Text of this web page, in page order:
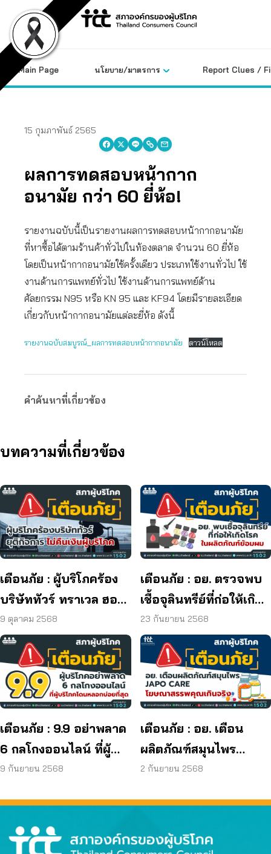
content
Main Page นโยบาย/มาตรการ Report Clues /
15 กุมภาพันธ์ 2565
ผลการทดสอบหน้ากาก
อนามัย กว่า 60 ยี่ห้อ!
รายงานฉบับนี้เป็นรายงานผลการทดสอบหน้ากากอนามัย
ที่หาซื้อได้ตามร้านค้าทั่วไปในท้องตลาด จำนวน 60 ยี่ห้อ
โดยเป็นหน้ากากอนามัยใช้ครั้งเดียว ประเภทใช้งานทั่วไป ใช้
งานด้านการแพทย์ทั่วไป ใช้งานด้านการแพทย์ด้าน
ศัลยกรรม N95 หรือ KN 95 และ KF94 โดยมีรายละเอียด
เกี่ยวกับหน้ากากอนามัยแต่ละยี่ห้อ ดังนี้
รายงานฉบับสมบูรณ์_ผลการทดสอบหน้ากากอนามัย ดาวน์โหลด
คำค้นหาที่เกี่ยวข้อง
บทความที่เกี่ยวข้อง
เตือนภัย : ผู้บริโภคร้อง
บริษัททัวร์ ทราเวล ฮอลิ
เดย์ ยุติกิจการ ไม่คืนเงิน
ผู้บริโภค
9 ตุลาคม 2568
เตือนภัย : อย. ตรวจพบ
เชื้อจุลินทรีย์ที่ก่อให้เกิด
โรค และพบแบคทีเรีย
ยีสต์ และรา เกิน
มาตรฐานกำหนด ใน
ผลิตภัณฑ์ย้อมผม
23 กันยายน 2568
เตือนภัย : 9.9 อย่าพลาด
6 กลโกงออนไลน์ ที่ผู้
บริโภคโดนหลอกบ่อย
9 กันยายน 2568
เตือนภัย : อย. เตือน
ผลิตภัณฑ์สมุนไพร
JAPO CARE โฆษณา
2 กันยายน 2568